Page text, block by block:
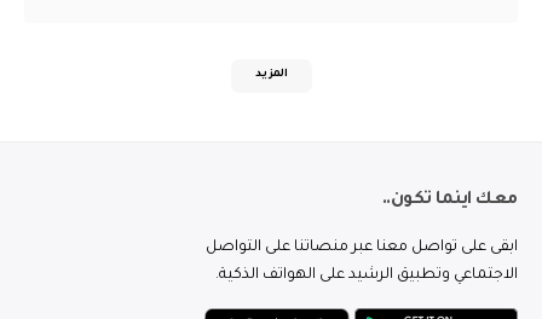
المزيد
معك اينما تكون..
ابقى على تواصل معنا عبر منصاتنا على التواصل
الاجتماعي وتطبيق الرشيد على الهواتف الذكية.